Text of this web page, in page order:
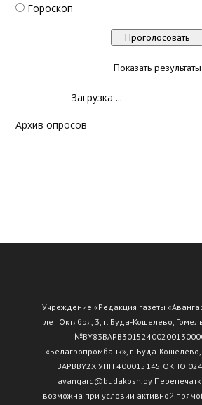
Гороскоп
Показать результаты
Загрузка ...
Архив опросов
Учреждение «Редакция газеты
лет Октября, 3, г. Буда-Кошелево,
«Белагропромбанк», г. Буда-Кошелево,
BAPBBY2X УНП 400015145 ОКПО
avangard@budakosh.by
возможна при условии активной